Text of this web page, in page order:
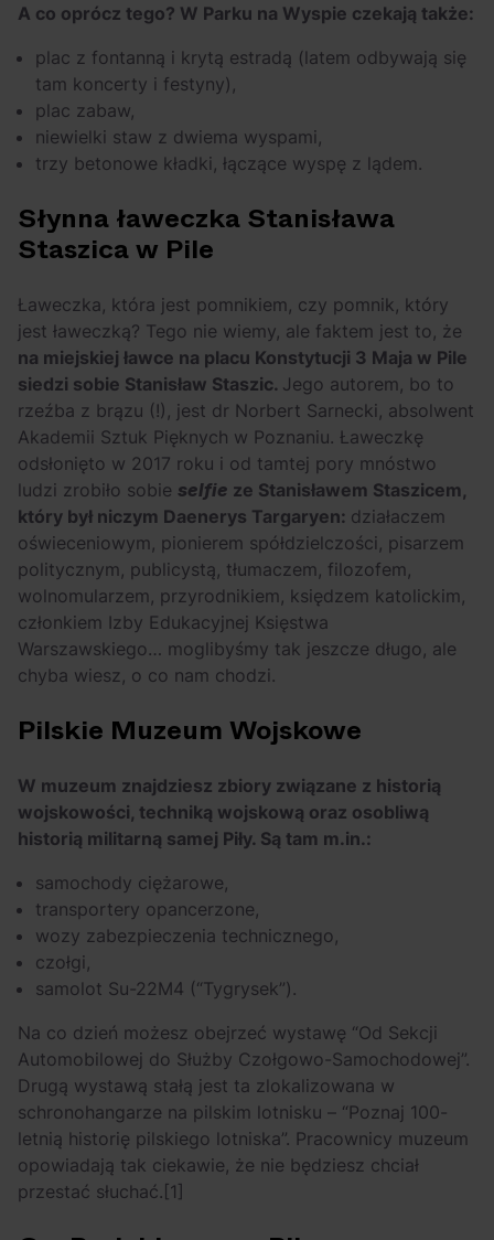
A co oprócz tego? W Parku na Wyspie czekają także:
plac z fontanną i krytą estradą (latem odbywają się
tam koncerty i festyny),
plac zabaw,
niewielki staw z dwiema wyspami,
trzy betonowe kładki, łączące wyspę z lądem.
Słynna ławeczka Stanisława
Staszica w Pile
Ławeczka, która jest pomnikiem, czy pomnik, który
jest ławeczką? Tego nie wiemy, ale faktem jest to, że
na miejskiej ławce na placu Konstytucji 3 Maja w Pile
siedzi sobie Stanisław Staszic. Jego autorem, bo to
rzeźba z brązu (!), jest dr Norbert Sarnecki, absolwent
Akademii Sztuk Pięknych w Poznaniu. Ławeczkę
odsłonięto w 2017 roku i od tamtej pory mnóstwo
ludzi zrobiło sobie selfie ze Stanisławem Staszicem,
który był niczym Daenerys Targaryen: działaczem
oświeceniowym, pionierem spółdzielczości, pisarzem
politycznym, publicystą, tłumaczem, filozofem,
wolnomularzem, przyrodnikiem, księdzem katolickim,
członkiem Izby Edukacyjnej Księstwa
Warszawskiego… moglibyśmy tak jeszcze długo, ale
chyba wiesz, o co nam chodzi.
Pilskie Muzeum Wojskowe
W muzeum znajdziesz zbiory związane z historią
wojskowości, techniką wojskową oraz osobliwą
historią militarną samej Piły. Są tam m.in.:
samochody ciężarowe,
transportery opancerzone,
wozy zabezpieczenia technicznego,
czołgi,
samolot Su-22M4 (“Tygrysek”).
Na co dzień możesz obejrzeć wystawę “Od Sekcji
Automobilowej do Służby Czołgowo-Samochodowej”.
Drugą wystawą stałą jest ta zlokalizowana w
schronohangarze na pilskim lotnisku – “Poznaj 100-
letnią historię pilskiego lotniska”. Pracownicy muzeum
opowiadają tak ciekawie, że nie będziesz chciał
przestać słuchać. [1]